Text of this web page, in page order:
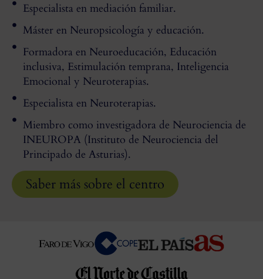
Especialista en mediación familiar.
Máster en Neuropsicología y educación.
Formadora en Neuroeducación, Educación
inclusiva, Estimulación temprana, Inteligencia
Emocional y Neuroterapias.
Especialista en Neuroterapias.
Miembro como investigadora de Neurociencia de
INEUROPA (Instituto de Neurociencia del
Principado de Asturias).
Saber más sobre el centro